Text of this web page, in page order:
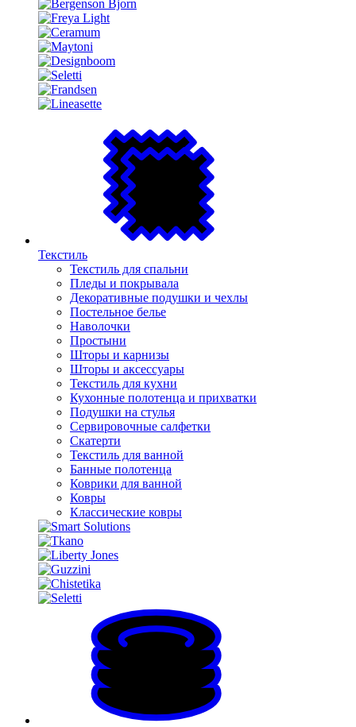
Текстиль
Текстиль для спальни
Пледы и покрывала
Декоративные подушки и чехлы
Постельное белье
Наволочки
Простыни
Шторы и карнизы
Шторы и аксессуары
Текстиль для кухни
Кухонные полотенца и прихватки
Подушки на стулья
Сервировочные салфетки
Скатерти
Текстиль для ванной
Банные полотенца
Коврики для ванной
Ковры
Классические ковры